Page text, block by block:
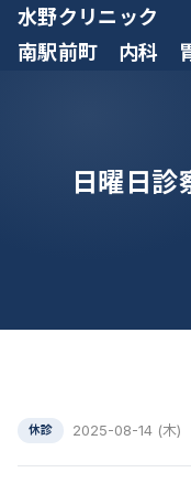
水野クリニック
南駅前町 内科
日曜日
休診 2025-08-14 (木)